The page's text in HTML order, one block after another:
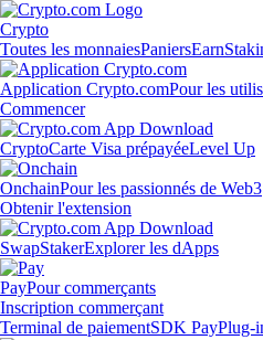
Crypto
Toutes les monnaiesPaniersEarn
Application Crypto.comPour les
Commencer
CryptoCarte Visa prépayéeLevel Up
OnchainPour les passionnés de Web3
Obtenir l'extension
SwapStakerExplorer les dApps
PayPour commerçants
Inscription commerçant
Terminal de paiementSDK PayPlug-